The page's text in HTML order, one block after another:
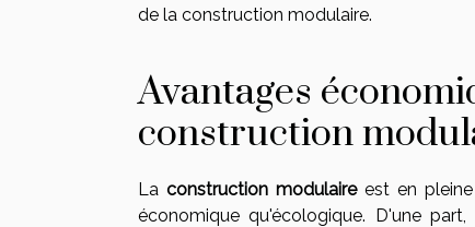
de la construction modulaire.
Avantages
construction
La construction modulaireest en pleine
économique qu'écologique. D'une